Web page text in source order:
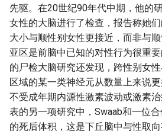
先驱。在20世纪90年代中期，他的
女性的大脑进行了检查，报告称她
大小与顺性别女性更接近，而非与
亚区是前脑中已知的对性行为很重
的尸检大脑研究还发现，跨性别女
区域的某一类神经元从数量上来说
不受成年期内源性激素波动或激素
表的另一项研究中，Swaab和一位
的死后体积，这是下丘脑中与性取